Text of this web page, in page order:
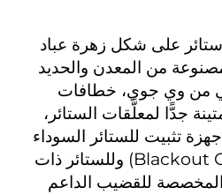
على شكل زهرة عباد
من المعدن والحديد
من وي جوي، خطافات
جدًّا لمعلَّقات الستائر،
تثبيت للستائر السوداء
(Blackout Curtains) وللستائر ذات
للقضيب الداعم